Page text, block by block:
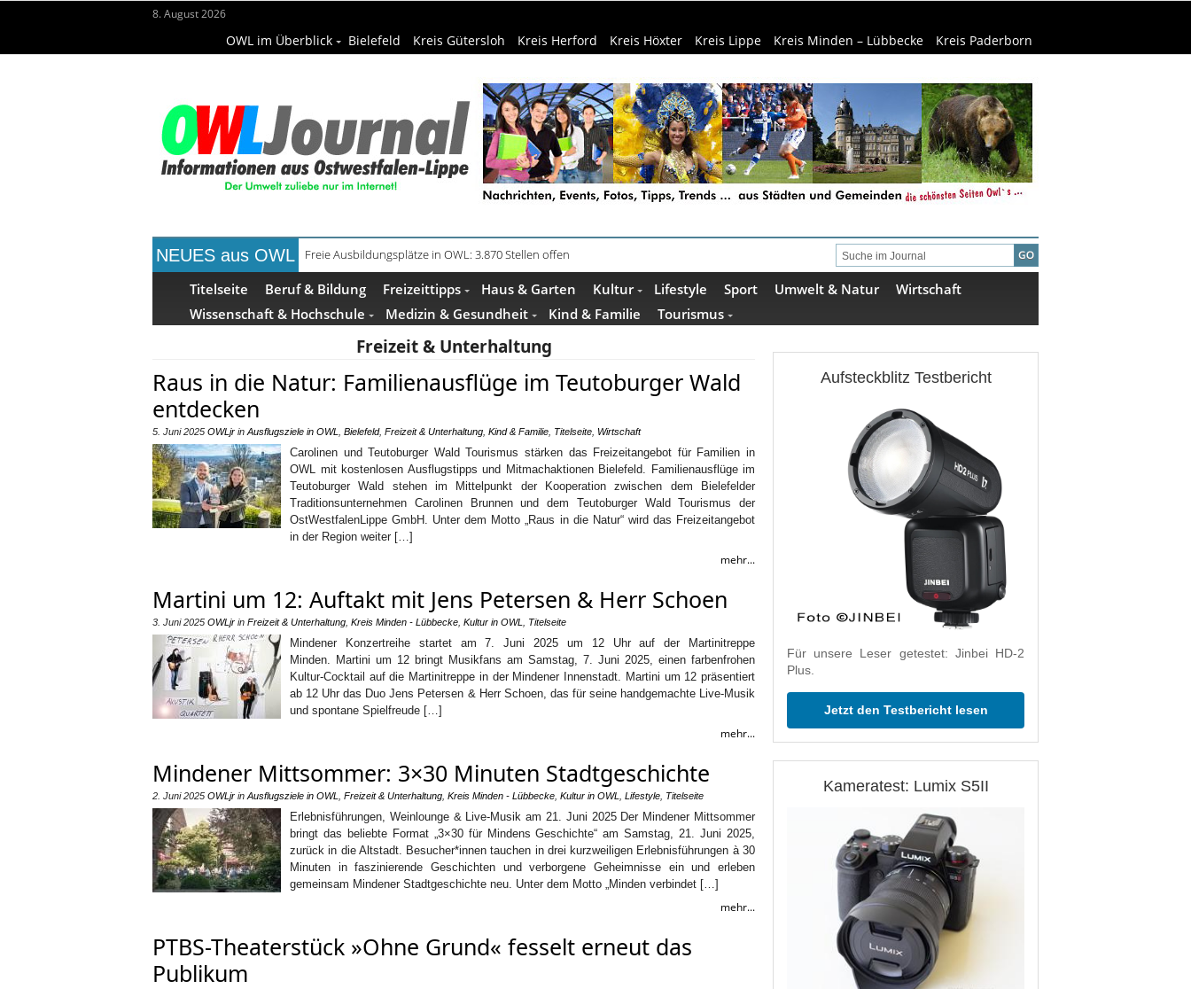
8. August 2026
OWL im Überblick Bielefeld Kreis Gütersloh Kreis Herford Kreis Höxter Kreis Lippe Kreis Minden – Lübbecke Kreis Paderborn
NEUES aus OWL Recyclingpapier in Küche und Bad schont Ressourcen
Titelseite Beruf & Bildung Freizeittipps Haus & Garten Kultur Lifestyle Sport Umwelt & Natur
Wirtschaft
Wissenschaft & Hochschule
Medizin & Gesundheit Kind & Familie Tourismus
Freizeit & Unterhaltung
Raus in die Natur: Familienausflüge im Teutoburger Wald
entdecken
5. Juni 2025 OWLjr in Ausflugsziele in OWL Bielefeld, Freizeit & Unterhaltung Kind & Familie Titelseite Wirtschaft
Carolinen und Teutoburger Wald Tourismus stärken das Freizeitangebot für Familien in
OWL mit kostenlosen Ausflugstipps und Mitmachaktionen Bielefeld. Familienausflüge im
Teutoburger Wald stehen im Mittelpunkt der Kooperation zwischen dem Bielefelder
Traditionsunternehmen Carolinen Brunnen und dem Teutoburger Wald Tourismus der
OstWestfalenLippe GmbH. Unter dem Motto „Raus in die Natur“ wird das Freizeitangebot
in der Region weiter […]
mehr...
Martini um 12: Auftakt mit Jens Petersen & Herr Schoen
3. Juni 2025 OWLjr in Freizeit & Unterhaltung Kreis Minden - Lübbecke Kultur in OWL Titelseite
Mindener Konzertreihe startet am 7. Juni 2025 um 12 Uhr auf der Martinitreppe
Minden. Martini um 12 bringt Musikfans am Samstag, 7. Juni 2025, einen farbenfrohen
Kultur-Cocktail auf die Martinitreppe in der Mindener Innenstadt. Martini um 12 präsentiert
ab 12 Uhr das Duo Jens Petersen & Herr Schoen, das für seine handgemachte Live-Musik
und spontane Spielfreude […]
mehr...
Mindener Mittsommer: 3×30 Minuten Stadtgeschichte
2. Juni 2025 OWLjr in Ausflugsziele in OWL Freizeit & Unterhaltung Kreis Minden - Lübbecke Kultur in OWL Lifestyle Titelseite
Erlebnisführungen, Weinlounge & Live-Musik am 21. Juni 2025 Der Mindener Mittsommer
bringt das beliebte Format „3×30 für Mindens Geschichte“ am Samstag, 21. Juni 2025,
zurück in die Altstadt. Besucher*innen tauchen in drei kurzweiligen Erlebnisführungen à 30
Minuten in faszinierende Geschichten und verborgene Geheimnisse ein und erleben
gemeinsam Mindener Stadtgeschichte neu. Unter dem Motto „Minden verbindet […]
mehr...
PTBS-Theaterstück »Ohne Grund« fesselt erneut das
Publikum
Aufsteckblitz Testbericht
Für unsere Leser getestet: Jinbei HD-2
Plus.
Jetzt den Testbericht lesen
Kameratest: Lumix S5II